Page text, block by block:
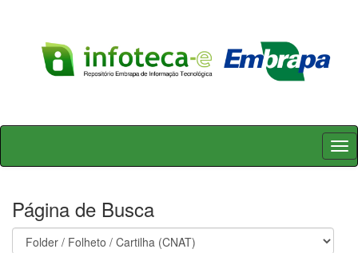
Skip
Página de Busca